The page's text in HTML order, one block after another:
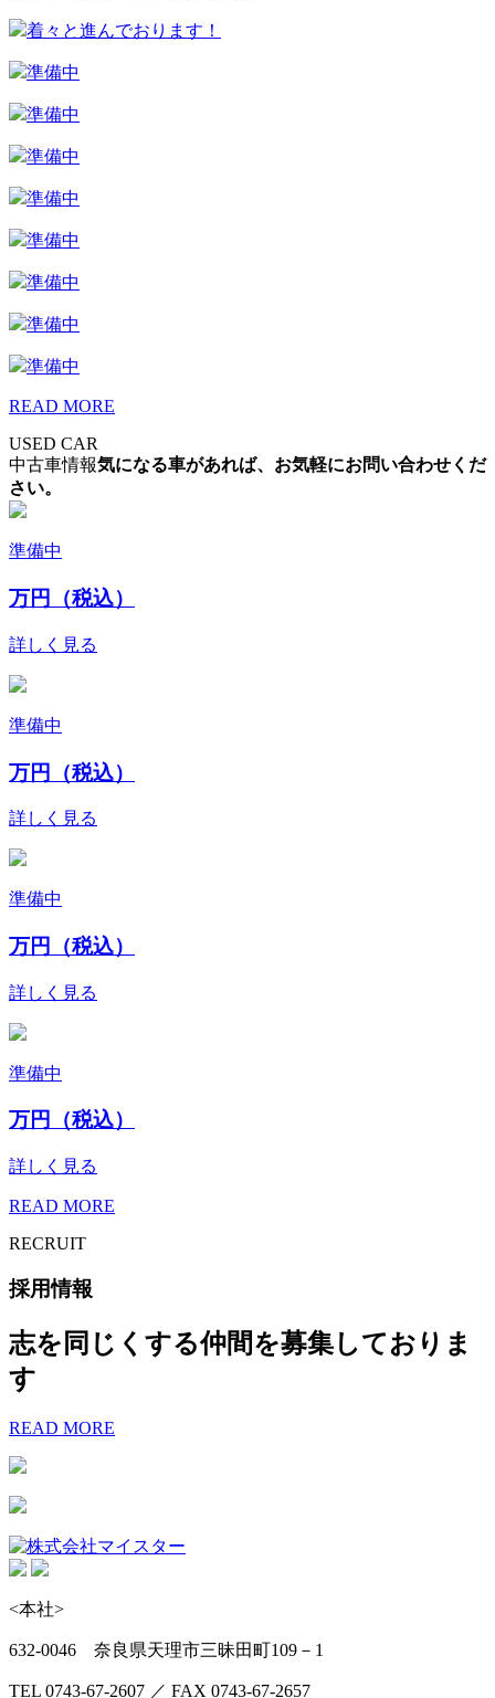
着々と進んでおります！
準備中
準備中
準備中
準備中
準備中
準備中
準備中
準備中
READ MORE
USED CAR
中古車情報気になる車があれば、お気軽にお問い合わせくだ
さい。
準備中
万円（税込）
詳しく見る
準備中
万円（税込）
詳しく見る
準備中
万円（税込）
詳しく見る
準備中
万円（税込）
詳しく見る
READ MORE
RECRUIT
採用情報
志を同じくする仲間を募集しておりま
す
READ MORE
<本社>
632-0046 奈良県天理市三昧田町109－1
TEL 0743-67-2607 ／ FAX 0743-67-2657